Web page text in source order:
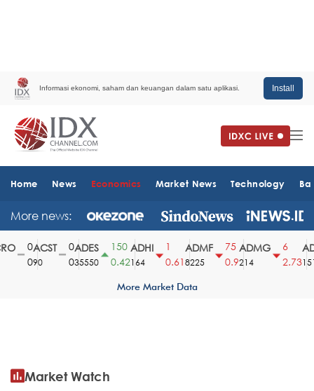
Informasi ekonomi, saham dan keuangan dalam satu aplikasi. Install
Home News Economics Market News Technology
More news:
ACST
90
ADES
35550
150
0.42
ADHI
164
0.61
ADMF
8225
0.9
ADMG
214
2.731510
More Market Data
Market Watch